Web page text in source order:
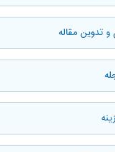
تدوين مقاله